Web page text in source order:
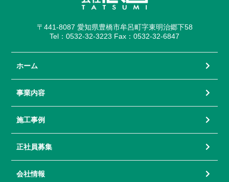
〒441-8087 愛知県豊橋市牟呂町字東明治郷下58
Tel：0532-32-3223 Fax：0532-32-6847
ホーム
事業内容
施工事例
正社員募集
会社情報